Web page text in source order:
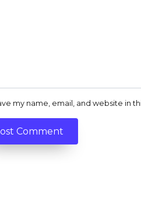
my name, email, and website in